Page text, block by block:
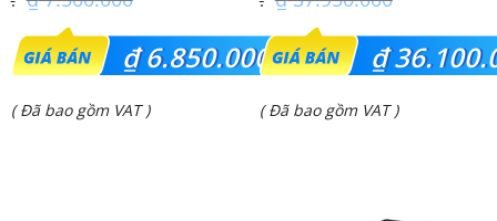
Giá
gốc
là:
₫6.850.000
Giá
( Đã bao gồm VAT )
Giá
gốc
là:
₫
Giá
( Đã bao gồm VAT )